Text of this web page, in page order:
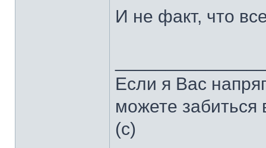
И не факт, что
Если я Вас
можете забиться
(с)